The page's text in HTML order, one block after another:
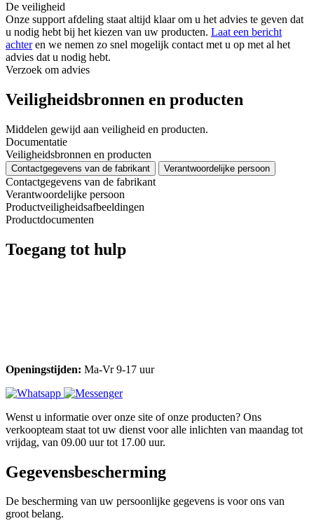
De veiligheid
Onze support afdeling staat altijd klaar om u het advies te geven dat
u nodig hebt bij het kiezen van uw producten. Laat een bericht
achteren we nemen zo snel mogelijk contact met u op met al het
advies dat u nodig hebt.
Verzoek om advies
Veiligheidsbronnen en producten
Middelen gewijd aan veiligheid en producten.
Documentatie
Veiligheidsbronnen en producten
Contactgegevens van de fabrikant Verantwoordelijke persoon
Contactgegevens van de fabrikant
Verantwoordelijke persoon
Productveiligheidsafbeeldingen
Productdocumenten
Toegang tot hulp
Openingstijden: Ma-Vr 9-17 uur
Wenst u informatie over onze site of onze producten? Ons
verkoopteam staat tot uw dienst voor alle inlichten van maandag tot
vrijdag, van 09.00 uur tot 17.00 uur.
Gegevensbescherming
De bescherming van uw persoonlijke gegevens is voor ons van
groot belang.